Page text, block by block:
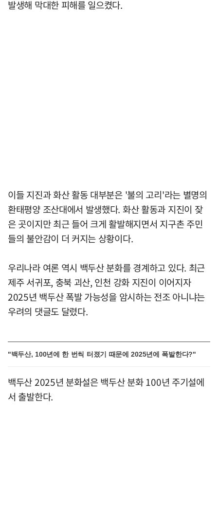
발생해 막대한 피해를 일으켰다.
이들 지진과 화산 활동 대부분은 '불의 고리'라는 별명의
환태평양 조산대에서 발생했다. 화산 활동과 지진이 잦
은 곳이지만 최근 들어 크게 활발해지면서 지구촌 주민
들의 불안감이 더 커지는 상황이다.
우리나라 여론 역시 백두산 분화를 경계하고 있다. 최근
제주 서귀포, 충북 괴산, 인천 강화 지진이 이어지자
2025년 백두산 폭발 가능성을 암시하는 전조 아니냐는
우려의 댓글도 달렸다.
"백두산, 100년에 한 번씩 터졌기 때문에 2025년에 폭발한다?"
백두산 2025년 분화설은 백두산 분화 100년 주기설에
서 출발한다.